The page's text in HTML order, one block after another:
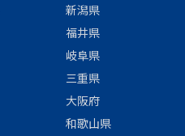
新潟県
福井県
岐阜県
三重県
大阪府
和歌山県